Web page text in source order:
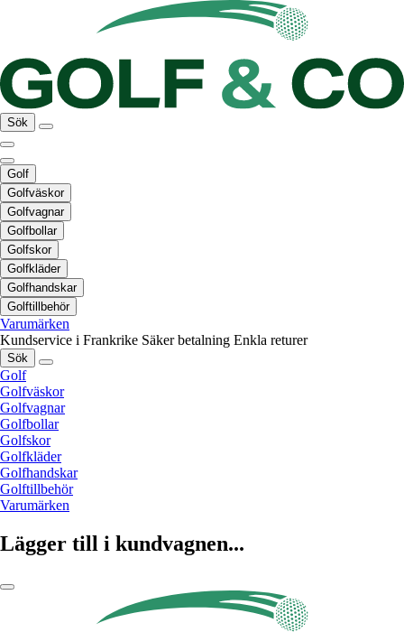
Sök
Golf
Golfväskor
Golfvagnar
Golfbollar
Golfskor
Golfkläder
Golfhandskar
Golftillbehör
Varumärken
Kundservice i Frankrike Säker betalning Enkla returer
Sök
Golf
Golfväskor
Golfvagnar
Golfbollar
Golfskor
Golfkläder
Golfhandskar
Golftillbehör
Varumärken
Lägger till i kundvagnen...